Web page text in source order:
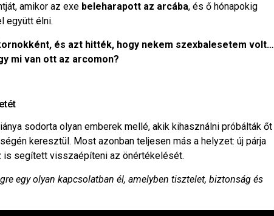
amikor az exe beleharapott az arcába, és ő hónapokig
együtt élni.
és azt hitték, hogy nekem szexbalesetem volt…
mi van ott az arcomon?
sodorta olyan emberek mellé, akik kihasználni próbálták őt
keresztül. Most azonban teljesen más a helyzet: új párja
is segített visszaépíteni az önértékelését.
egy olyan kapcsolatban él, amelyben tisztelet, biztonság és